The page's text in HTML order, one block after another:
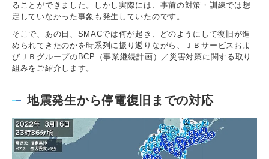
ることができました。しかし実際には、事前の対策・訓練では想
定していなかった事象も発生していたのです。
そこで、あの日、SMACでは何が起き、どのようにして復旧が進
められてきたのかを時系列に振り返りながら、ＪＢサービスおよ
びＪＢグループのBCP（事業継続計画）／災害対策に関する取り
組みをご紹介します。
地震発生から停電復旧までの対応